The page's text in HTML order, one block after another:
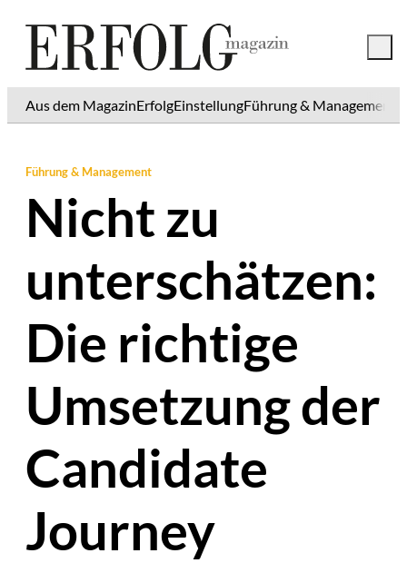
Aus dem MagazinErfolgEinstellungFührung & Management
Führung & Management
Nicht zu
unterschätzen:
Die richtige
Umsetzung der
Candidate
Journey